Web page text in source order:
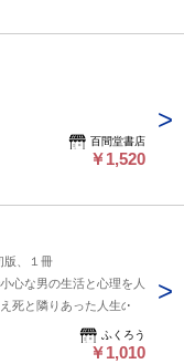
百間堂書店
￥1,520
版、１冊
心な男の生活と心理を人
死と隣りあった人生の
ふくろう
￥1,010